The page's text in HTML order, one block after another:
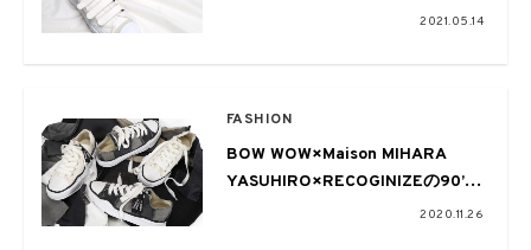
2021.05.14
FASHION
BOW WOW×Maison MIHARA
YASUHIRO×RECOGINIZEの90’s
感がたまらないコラボスニーカー
2020.11.26